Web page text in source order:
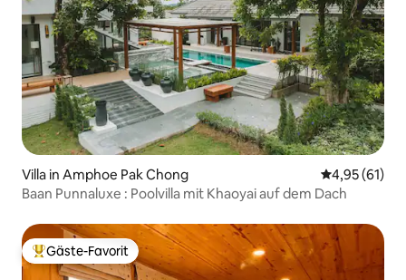
Villa in Amphoe Pak Chong
4,95 (61)
Baan Punnaluxe : Poolvilla mit Khaoyai auf dem Dach
Beliebter Gäste-Favorit.
Gäste-Favorit